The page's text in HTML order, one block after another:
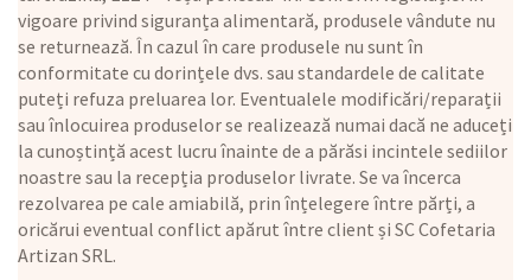
vigoare privind siguranța alimentară, produsele vândute nu
se returnează. În cazul în care produsele nu sunt în
conformitate cu dorințele dvs. sau standardele de calitate
puteți refuza preluarea lor. Eventualele modificări/reparații
sau înlocuirea produselor se realizează numai dacă ne aduceți
la cunoștință acest lucru înainte de a părăsi incintele sediilor
noastre sau la recepția produselor livrate. Se va încerca
rezolvarea pe cale amiabilă, prin înțelegere între părți, a
oricărui eventual conflict apărut între client și SC Cofetaria
Artizan SRL.